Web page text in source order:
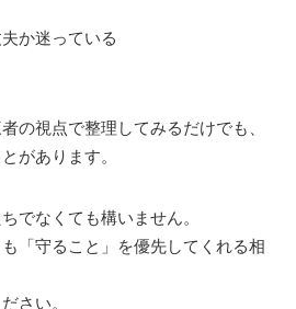
か迷っている
の視点で整理してみるだけでも、
があります。
でなくても構いません。
「守ること」を優先してくれる相
さい。